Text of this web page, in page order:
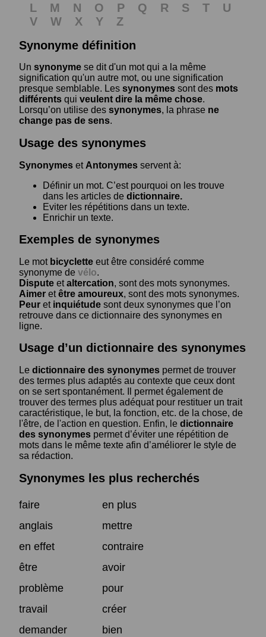
L
M N O P Q R S T
U
V
W X Y
Z
Synonyme définition
Un synonyme se dit d'un mot qui a la même
signification qu'un autre mot, ou une signification
presque semblable. Les synonymes sont des mots
différents qui veulent dire la même chose.
Lorsqu’on utilise des synonymes, la phrase ne
change pas de sens.
Usage des synonymes
Synonymes et Antonymes servent à:
Définir un mot. C’est pourquoi on les trouve
dans les articles de dictionnaire.
Eviter les répétitions dans un texte.
Enrichir un texte.
Exemples de synonymes
Le mot bicyclette eut être considéré comme
synonyme de vélo.
Dispute etaltercation, sont des mots synonymes.
Aimer etêtre amoureux, sont des mots synonymes.
Peur et inquiétude sont deux synonymes que l’on
retrouve dans ce dictionnaire des synonymes en
ligne.
Usage d’un dictionnaire des synonymes
Le dictionnaire des synonymes permet de trouver
des termes plus adaptés au contexte que ceux dont
on se sert spontanément. Il permet également de
trouver des termes plus adéquat pour restituer un trait
caractéristique, le but, la fonction, etc. de la chose, de
l'être, de l'action en question. Enfin, le dictionnaire
des synonymes permet d’éviter une répétition de
mots dans le même texte afin d’améliorer le style de
sa rédaction.
Synonymes les plus recherchés
faire
en plus
anglais
mettre
en effet
contraire
être
avoir
problème
pour
travail
créer
demander
bien